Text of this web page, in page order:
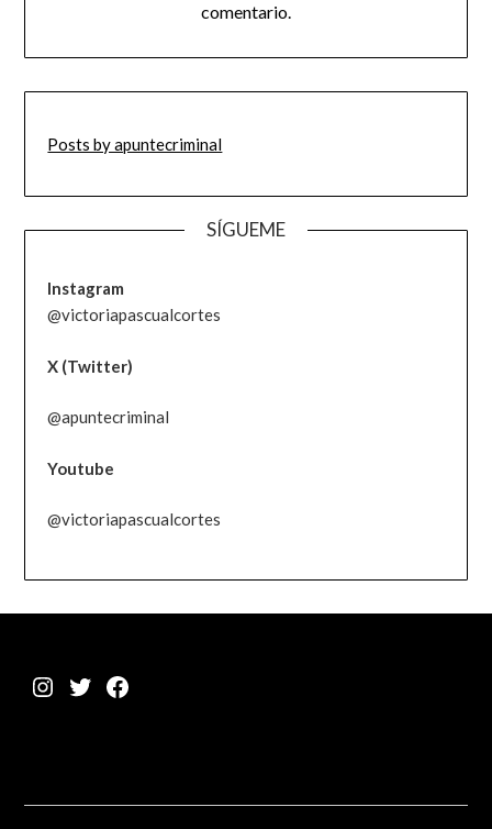
comentario.
Posts by apuntecriminal
SÍGUEME
Instagram
@victoriapascualcortes
X (Twitter)
@apuntecriminal
Youtube
@victoriapascualcortes
Instagram
TwitterFacebook